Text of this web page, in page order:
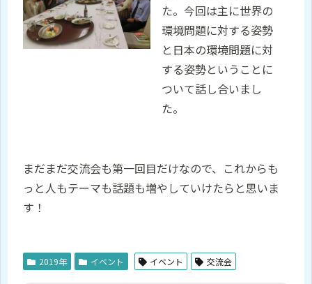
た。今回は主に世界の
環境問題に対する姿勢
と日本の環境問題に対
する姿勢ということに
ついて話し合いまし
た。
まだまだ交流会も第一回目だけなので、これからも
っと人もテーマも話題も増やしていけたらと思いま
す！
2019年 イベント イベント 交流会